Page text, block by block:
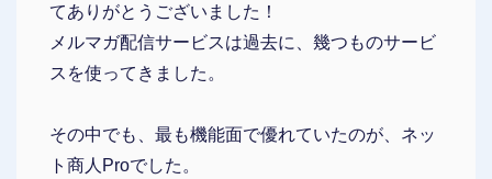
てありがとうございました！
メルマガ配信サービスは過去に、幾つものサービ
スを使ってきました。
その中でも、最も機能面で優れていたのが、ネッ
ト商人Proでした。